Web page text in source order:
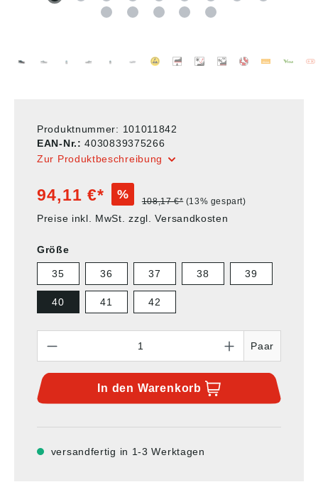
Produktnummer: 101011842
EAN-Nr.:4030839375266
Zur Produktbeschreibung
94,11 €* % 108,17 €* (13% gespart)
Preise inkl. MwSt. zzgl. Versandkosten
Größe
35 36 37 38 39
40 41 42
Paar
In den Warenkorb
versandfertig in 1-3 Werktagen